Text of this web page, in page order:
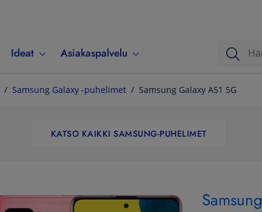
Ideat Asiakaspalvelu
Samsung Galaxy -puhelimet Samsung Galaxy A51 5G
KATSO KAIKKI SAMSUNG-PUHELIMET
Samsung